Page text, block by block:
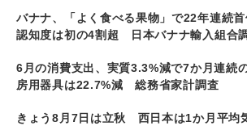
バナナ、「よく食べる果物」で22年連続
認知度は初の4割超 日本バナナ輸入組合
6月の消費支出、実質3.3%減で7か月連
房用器具は22.7%減 総務省家計調査
きょう8月7日は立秋 西日本は1か月平均